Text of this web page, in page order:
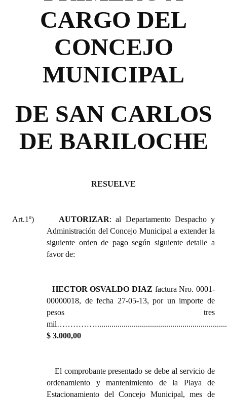
Huéspedes de Honor - Registro
Antiguos Pobladores - Registro
Reconocimientos - Registro
Bariloche, Municipio intercultural
REFORMA DE LA CARTA ORGÁNICA
CARGO DEL
CONCEJO
MUNICIPAL
DE SAN CARLOS
DE BARILOCHE
RESUELVE
Art.1º) AUTORIZAR: al Departamento Despacho y
Administración del Concejo Municipal a extender la
siguiente orden de pago según siguiente detalle a
favor de:
HECTOR OSVALDO DIAZ factura Nro. 0001-
00000018, de fecha 27-05-13, por un importe de
pesos tres
mil……………................................................................
$ 3.000,00
El comprobante presentado se debe al servicio de
ordenamiento y mantenimiento de la Playa de
Estacionamiento del Concejo Municipal, mes de